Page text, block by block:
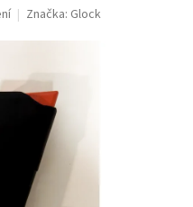
Značka: Glock